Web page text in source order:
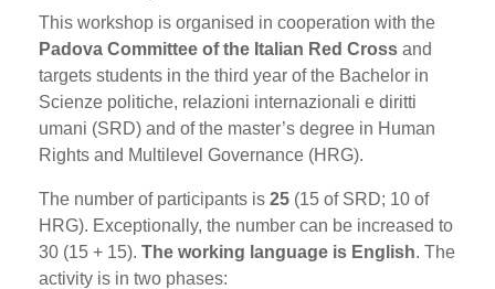
This workshop is organised in cooperation with the
Padova Committee of the Italian Red Cross and
targets students in the third year of the Bachelor in
Scienze politiche, relazioni internazionali e diritti
umani (SRD) and of the master’s degree in Human
Rights and Multilevel Governance (HRG).
The number of participants is 25 (15 of SRD; 10 of
HRG). Exceptionally, the number can be increased to
30 (15 + 15). The working language is English. The
activity is in two phases: